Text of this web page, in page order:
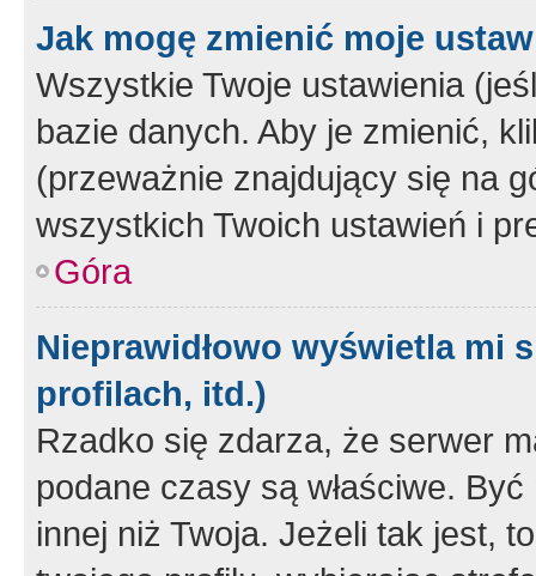
Jak mogę zmienić moje
Wszystkie Twoje ustawienia
bazie danych. Aby je zmienić,
(przeważnie znajdujący się na
wszystkich Twoich ustawień i
Góra
Nieprawidłowo wyświetla mi
profilach, itd.)
Rzadko się zdarza, że serwer
podane czasy są właściwe.
innej niż Twoja. Jeżeli tak jest,